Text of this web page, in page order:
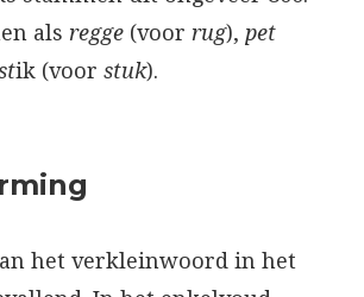
als regge (voor rug), pet
ik (voorstuk).
het verkleinwoord in het